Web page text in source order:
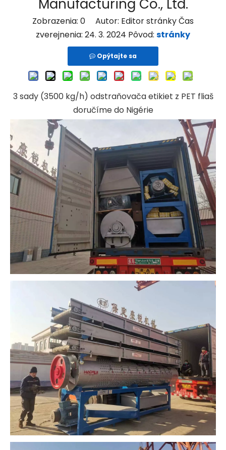
Manufacturing Co., Ltd.
Zobrazenia: 0 Autor: Editor stránky Čas
zverejnenia: 24. 3. 2024 Pôvod: stránky
Opýtajte sa
3 sady (3500 kg/h) odstraňovača etikiet z PET fliaš
doručíme do Nigérie